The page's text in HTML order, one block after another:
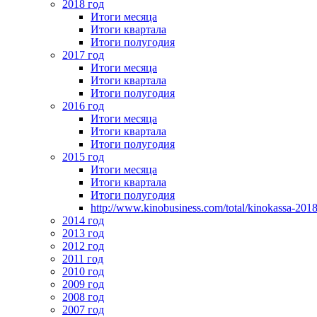
2018 год
Итоги месяца
Итоги квартала
Итоги полугодия
2017 год
Итоги месяца
Итоги квартала
Итоги полугодия
2016 год
Итоги месяца
Итоги квартала
Итоги полугодия
2015 год
Итоги месяца
Итоги квартала
Итоги полугодия
http://www.kinobusiness.com/total/kinokassa-
2014 год
2013 год
2012 год
2011 год
2010 год
2009 год
2008 год
2007 год